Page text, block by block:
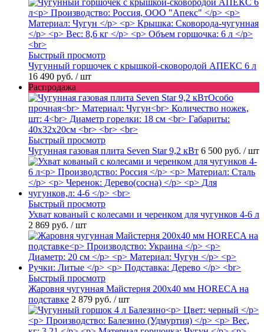
Быстрый просмотр
Чугунный горшочек с крышкой-сковородой АПЕКС 6 л
16 490 руб. / шт
Распродажа
Быстрый просмотр
Чугунная газовая плита Seven Star 9,2 кВт 6 500 руб. / шт
Быстрый просмотр
Ухват кованый с колесами и черенком для чугунков 4-6 л
2 869 руб. / шт
Быстрый просмотр
Жаровня чугунная Майстерня 200х40 мм HORECA на
подставке 2 879 руб. / шт